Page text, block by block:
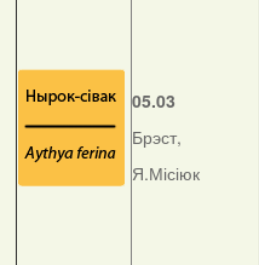
05.03
Брэст,
Я.Місіюк